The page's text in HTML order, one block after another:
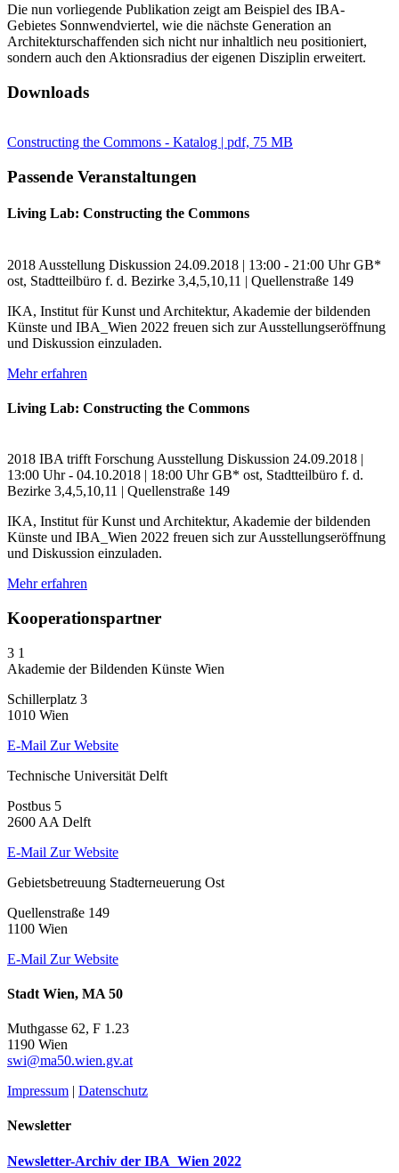
Die nun vorliegende Publikation zeigt am Beispiel des IBA-
Gebietes Sonnwendviertel, wie die nächste Generation an
Architekturschaffenden sich nicht nur inhaltlich neu positioniert,
sondern auch den Aktionsradius der eigenen Disziplin erweitert.
Downloads
Constructing the Commons - Katalog | pdf, 75 MB
Passende Veranstaltungen
Living Lab: Constructing the Commons
2018 Ausstellung Diskussion 24.09.2018 | 13:00 - 21:00 UhrGB*
ost, Stadtteilbüro f. d. Bezirke 3,4,5,10,11 | Quellenstraße 149
IKA, Institut für Kunst und Architektur, Akademie der bildenden
Künste und IBA_Wien 2022 freuen sich zur Ausstellungseröffnung
und Diskussion einzuladen.
Mehr erfahren
Living Lab: Constructing the Commons
2018 IBA trifft Forschung Ausstellung Diskussion 24.09.2018 |
13:00 Uhr - 04.10.2018 | 18:00 UhrGB* ost, Stadtteilbüro f. d.
Bezirke 3,4,5,10,11 | Quellenstraße 149
IKA, Institut für Kunst und Architektur, Akademie der bildenden
Künste und IBA_Wien 2022 freuen sich zur Ausstellungseröffnung
und Diskussion einzuladen.
Mehr erfahren
Kooperationspartner
3 1
Akademie der Bildenden Künste Wien
Schillerplatz 3
1010 Wien
E-Mail Zur Website
Technische Universität Delft
Postbus 5
2600 AA Delft
E-Mail Zur Website
Gebietsbetreuung Stadterneuerung Ost
Quellenstraße 149
1100 Wien
E-Mail Zur Website
Stadt Wien, MA 50
Muthgasse 62, F 1.23
1190 Wien
swi@ma50.wien.gv.at
Impressum | Datenschutz
Newsletter
Newsletter-Archiv der IBA_Wien 2022